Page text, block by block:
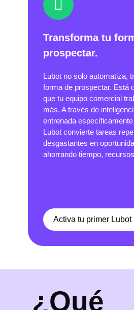
Transforma tu
prospectar.
Lubot no solo automatiza,
forma de prospectar. Está
que tu equipo comercial
más. A través de
entrenada
Lubot convierte tareas
desgastantes en
ahorrando tiempo,
Activa tu primer Lubot
¿Qué